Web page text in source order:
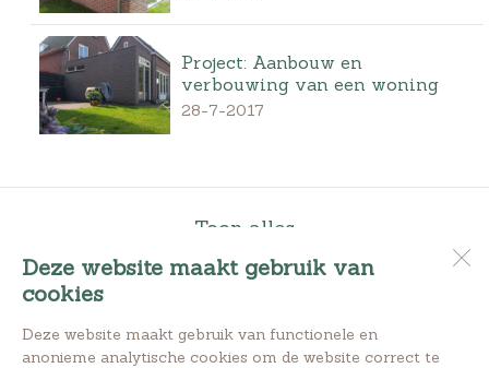
Deze website maakt gebruik van
cookies
Deze website maakt gebruik van functionele en
anonieme analytische cookies om de website correct te
Project: Aanbouw en
verbouwing van een woning
28-7-2017
Toon alles
Oudewal 69
1749 CB Warmenhuizen